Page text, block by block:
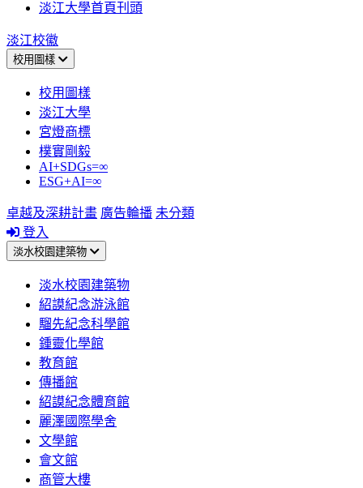
淡江大學首頁刊頭
淡江校徽
校用圖樣
校用圖樣
淡江大學
宮燈商標
樸實剛毅
AI+SDGs=∞
ESG+AI=∞
卓越及深耕計畫 廣告輪播 未分類
登入
淡水校園建築物
淡水校園建築物
紹謨紀念游泳館
騮先紀念科學館
鍾靈化學館
教育館
傳播館
紹謨紀念體育館
麗澤國際學舍
文學館
會文館
商管大樓